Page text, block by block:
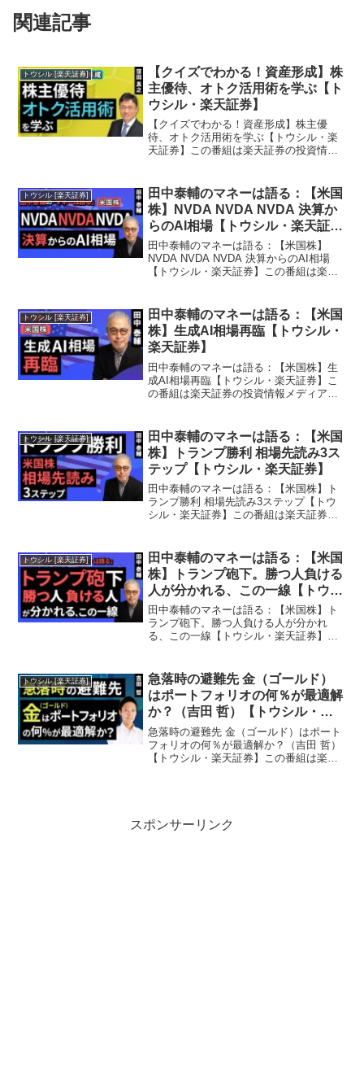
関連記事
トウシル [楽天証券]
【クイズでわかる！資産形成】株
主優待、オトク活用術を学ぶ【ト
ウシル・楽天証券】
【クイズでわかる！資産形成】株主優
待、オトク活用術を学ぶ【トウシル・楽
天証券】この番組は楽天証券の投資情報
は『【クイズでわかる！資産形成】株主
優待、オトク活用術を学ぶ​...
トウシル [楽天証券]
田中泰輔のマネーは語る：【米国
株】NVDA NVDA NVDA 決算か
らのAI相場【トウシル・楽天証
券】
田中泰輔のマネーは語る：【米国株】
NVDA NVDA NVDA 決算からのAI相場
【トウシル・楽天証券】この番組は楽天
の動画では『田中泰輔のマネーは語る：
【米国株...
トウシル [楽天証券]
田中泰輔のマネーは語る：【米国
株】生成AI相場再臨【トウシル・
楽天証券】
田中泰輔のマネーは語る：【米国株】生
成AI相場再臨【トウシル・楽天証券】こ
の番組は楽天証券の投資情報メディア
マネーは語る：【米国株】生成AI相場再
臨』について学習...
トウシル [楽天証券]
田中泰輔のマネーは語る：【米国
株】トランプ勝利 相場先読み3ス
テップ【トウシル・楽天証券】
田中泰輔のマネーは語る：【米国株】ト
ランプ勝利 相場先読み3ステップ【トウ
シル・楽天証券】この番組は楽天証券の
では『田中泰輔のマネーは語る：【米国
株】トランプ勝利...
トウシル [楽天証券]
田中泰輔のマネーは語る：【米国
株】トランプ砲下。勝つ人負ける
人が分かれる、この一線【トウシ
ル・楽天証券】
田中泰輔のマネーは語る：【米国株】ト
ランプ砲下。勝つ人負ける人が分かれ
る、この一線【トウシル・楽天証券】こ
ネルです。今回の動画では『田中泰輔の
マネーは語る：【米国株...
トウシル [楽天証券]
急落時の避難先 金（ゴールド）
はポートフォリオの何％が最適解
か？（吉田 哲）【トウシル・楽
天証券】
急落時の避難先 金（ゴールド）はポート
フォリオの何％が最適解か？（吉田 哲）
【トウシル・楽天証券】この番組は楽天
スポンサーリンク